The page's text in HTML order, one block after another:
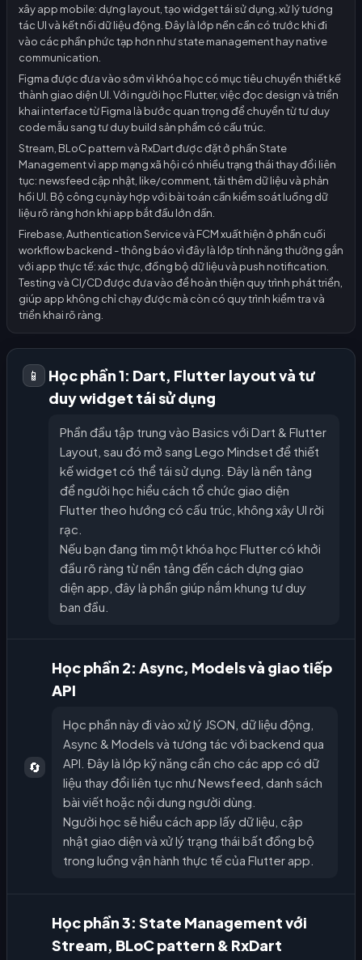
xây app mobile: dựng layout, tạo widget tái sử dụng, xử lý tương
tác UI và kết nối dữ liệu động. Đây là lớp nền cần có trước khi đi
vào các phần phức tạp hơn như state management hay native
communication.
Figma được đưa vào sớm vì khóa học có mục tiêu chuyển thiết kế
thành giao diện UI. Với người học Flutter, việc đọc design và triển
khai interface từ Figma là bước quan trọng để chuyển từ tư duy
code mẫu sang tư duy build sản phẩm có cấu trúc.
Stream, BLoC pattern và RxDart được đặt ở phần State
Management vì app mạng xã hội có nhiều trạng thái thay đổi liên
tục: newsfeed cập nhật, like/comment, tải thêm dữ liệu và phản
hồi UI. Bộ công cụ này hợp với bài toán cần kiểm soát luồng dữ
liệu rõ ràng hơn khi app bắt đầu lớn dần.
Firebase, Authentication Service và FCM xuất hiện ở phần cuối
workflow backend - thông báo vì đây là lớp tính năng thường gắn
với app thực tế: xác thực, đồng bộ dữ liệu và push notification.
Testing và CI/CD được đưa vào để hoàn thiện quy trình phát triển,
giúp app không chỉ chạy được mà còn có quy trình kiểm tra và
triển khai rõ ràng.
📱
Học phần 1: Dart, Flutter layout và tư
duy widget tái sử dụng
Phần đầu tập trung vào Basics với Dart & Flutter
Layout, sau đó mở sang Lego Mindset để thiết
kế widget có thể tái sử dụng. Đây là nền tảng
để người học hiểu cách tổ chức giao diện
Flutter theo hướng có cấu trúc, không xây UI rời
rạc.
Nếu bạn đang tìm một khóa học Flutter có khởi
đầu rõ ràng từ nền tảng đến cách dựng giao
diện app, đây là phần giúp nắm khung tư duy
ban đầu.
🔄
Học phần 2: Async, Models và giao tiếp
API
Học phần này đi vào xử lý JSON, dữ liệu động,
Async & Models và tương tác với backend qua
API. Đây là lớp kỹ năng cần cho các app có dữ
liệu thay đổi liên tục như Newsfeed, danh sách
bài viết hoặc nội dung người dùng.
Người học sẽ hiểu cách app lấy dữ liệu, cập
nhật giao diện và xử lý trạng thái bất đồng bộ
trong luồng vận hành thực tế của Flutter app.
Học phần 3: State Management với
Stream, BLoC pattern & RxDart